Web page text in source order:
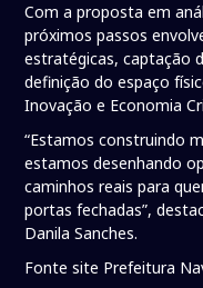
Com a proposta em
próximos passos
estratégicas, captação
definição do espaço
Inovação e Economia
“Estamos construindo
estamos desenhando
caminhos reais para
portas fechadas”,
Danila Sanches.
Fonte site Prefeitura